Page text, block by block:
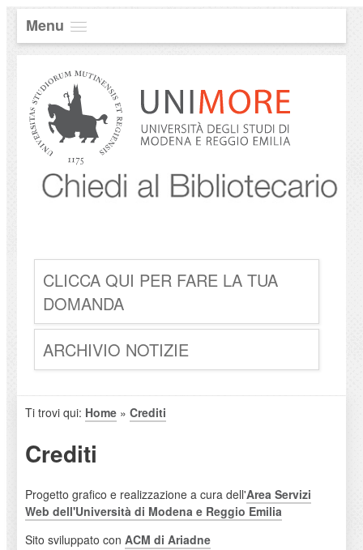
Menu
CLICCA QUI PER FARE LA TUA
DOMANDA
ARCHIVIO NOTIZIE
Ti trovi qui: Home» Crediti
Crediti
Progetto grafico e realizzazione a cura dell'Area Servizi
Web dell'Università di Modena e Reggio Emilia
Sito sviluppato con ACM di Ariadne